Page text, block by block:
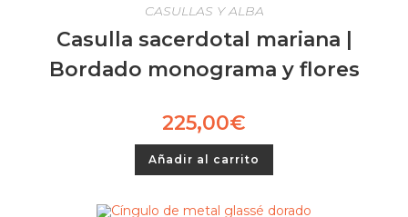
CASULLAS Y ALBA
Casulla sacerdotal mariana |
Bordado monograma y flores
225,00€
Añadir al carrito